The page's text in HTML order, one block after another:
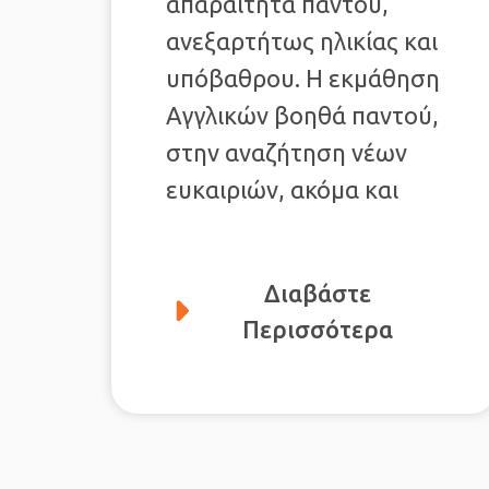
ανεξαρτήτως ηλικίας και
υπόβαθρου. Η εκμάθηση
Αγγλικών βοηθά παντού,
στην αναζήτηση νέων
ευκαιριών, ακόμα και
Διαβάστε
Περισσότερα